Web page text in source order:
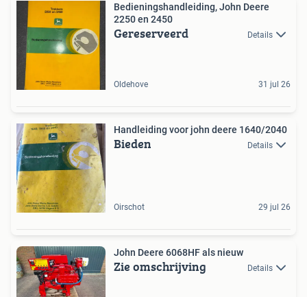
Bedieningshandleiding, John Deere
2250 en 2450
Gereserveerd Details
Oldehove 31 jul 26
Handleiding voor john deere 1640/2040
Bieden Details
Oirschot 29 jul 26
John Deere 6068HF als nieuw
Zie omschrijving Details